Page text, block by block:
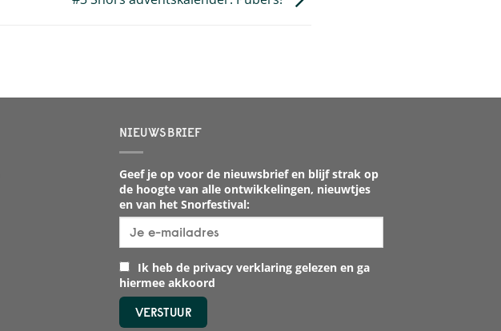
NIEUWSBRIEF
Geef je op voor de nieuwsbrief en blijf strak op
de hoogte van alle ontwikkelingen, nieuwtjes
en van het Snorfestival:
Ik heb de privacy verklaring gelezen en ga
hiermee akkoord